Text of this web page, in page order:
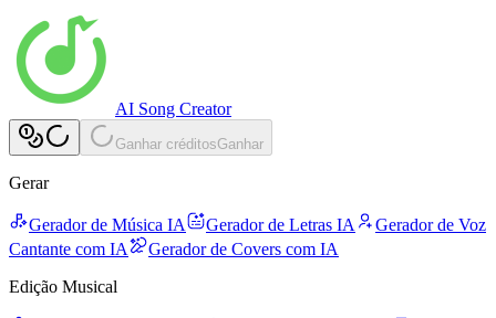
AI Song Creator
Ganhar créditosGanhar
Gerar
Gerador de Música IA Gerador de Letras IA
Gerador de Voz
Cantante com IA
Gerador de Covers com IA
Edição Musical